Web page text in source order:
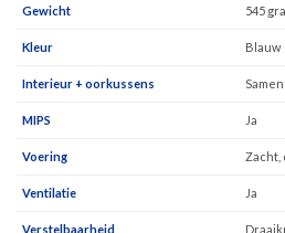
Gewicht 545
Kleur Blauw
Interieur + oorkussens
MIPS Ja
Voering Zacht,
Ventilatie Ja
Verstelbaarheid